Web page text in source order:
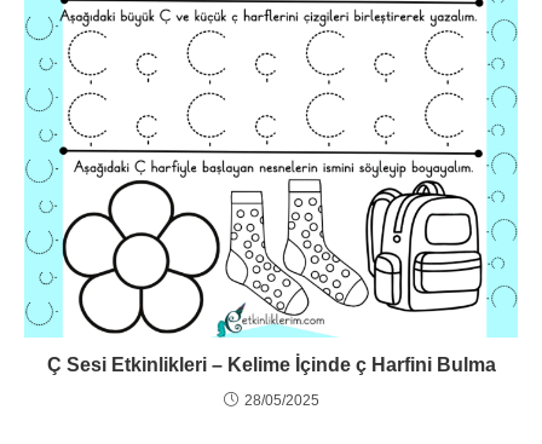
Ç Sesi Etkinlikleri – Kelime İçinde ç Harfini Bulma
28/05/2025